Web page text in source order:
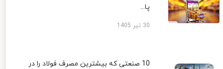
پا...
30 تیر 1405
10 صنعتی که بیشترین مصرف فولاد را در